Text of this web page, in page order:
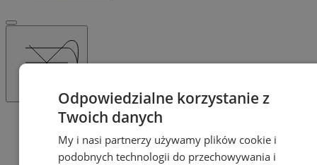
Katalog firm
Nauka
Kursy zawodowe, szkolenia
Odpowiedzialne korzystanie z
Twoich danych
My i nasi partnerzy używamy plików cookie i
podobnych technologii do przechowywania i